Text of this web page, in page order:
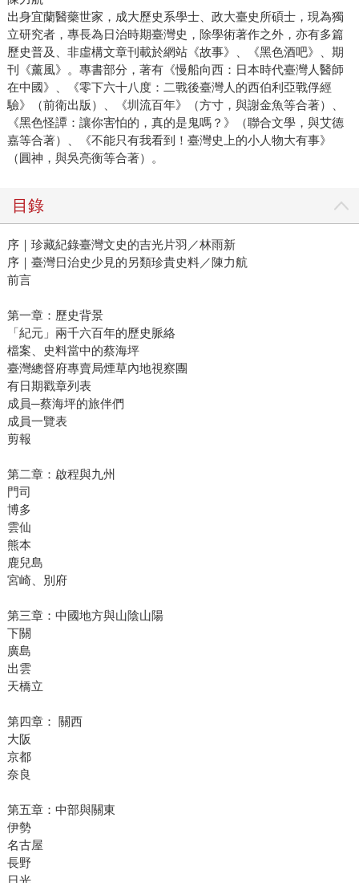
出身宜蘭醫藥世家，成大歷史系學士、政大臺史所碩士，現為獨
立研究者，專長為日治時期臺灣史，除學術著作之外，亦有多篇
歷史普及、非虛構文章刊載於網站《故事》、《黑色酒吧》、期
刊《薰風》。專書部分，著有《慢船向西：日本時代臺灣人醫師
在中國》、《零下六十八度：二戰後臺灣人的西伯利亞戰俘經
驗》（前衛出版）、《圳流百年》（方寸，與謝金魚等合著）、
《黑色怪譚：讓你害怕的，真的是鬼嗎？》（聯合文學，與艾德
嘉等合著）、《不能只有我看到！臺灣史上的小人物大有事》
（圓神，與吳亮衡等合著）。
目錄
序｜珍藏紀錄臺灣文史的吉光片羽／林雨新
序｜臺灣日治史少見的另類珍貴史料／陳力航
前言
第一章：歷史背景
「紀元」兩千六百年的歷史脈絡
檔案、史料當中的蔡海坪
臺灣總督府專賣局煙草內地視察團
有日期戳章列表
成員─蔡海坪的旅伴們
成員一覽表
剪報
第二章：啟程與九州
門司
博多
雲仙
熊本
鹿兒島
宮崎、別府
第三章：中國地方與山陰山陽
下關
廣島
出雲
天橋立
第四章： 關西
大阪
京都
奈良
第五章：中部與關東
伊勢
名古屋
長野
日光